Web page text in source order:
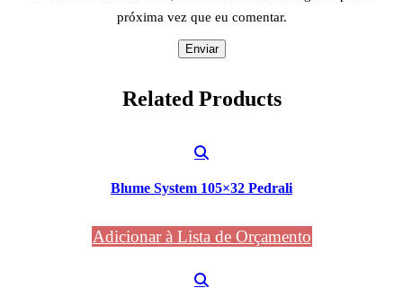
próxima vez que eu comentar.
Related Products
Blume System 105×32 Pedrali
Adicionar à Lista de Orçamento